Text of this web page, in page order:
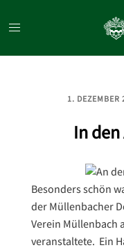
Inhalt
1. DEZEMBER
In
Besonders schön
der Müllenbacher
Verein Müllenbach
veranstaltete. Ein